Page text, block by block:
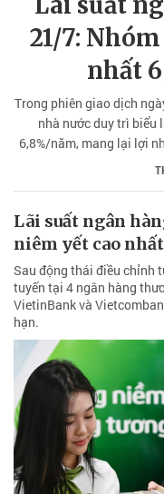
21/7:
nhất
Trong phiên giao dịch
nhà nước duy trì biểu
6,8%/năm, mang lại lợi
Lãi suất ngân
niêm yết cao
Sau động thái điều chỉnh
tuyến tại 4 ngân hàng
VietinBank và
hạn.